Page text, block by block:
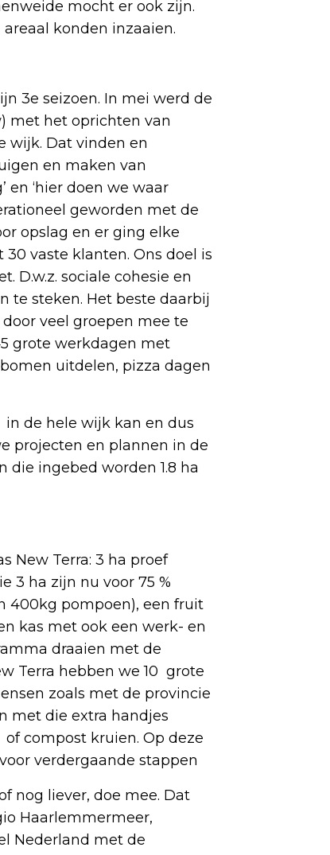
mocht er ook zijn.
konden inzaaien.
3e seizoen. In mei werd de
met het oprichten van
wijk. Dat vinden en
en maken van
en ‘hier doen we waar
geworden met de
opslag en er ging elke
vaste klanten. Ons doel is
D.w.z. sociale cohesie en
te steken. Het beste daarbij
veel groepen mee te
grote werkdagen met
uitdelen, pizza dagen
de hele wijk kan en dus
projecten en plannen in de
ingebed worden 1.8 ha
New Terra: 3 ha proef
3 ha zijn nu voor 75 %
400kg pompoen), een fruit
kas met ook een werk- en
draaien met de
Terra hebben we 10 grote
zoals met de provincie
met die extra handjes
compost kruien. Op deze
verdergaande stappen
nog liever, doe mee. Dat
Haarlemmermeer,
Nederland met de